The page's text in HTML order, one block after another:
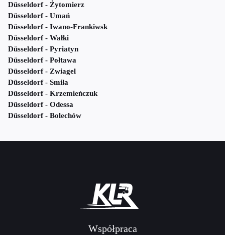
Düsseldorf - Żytomierz
Düsseldorf - Umań
Düsseldorf - Iwano-Frankiwsk
Düsseldorf - Wałki
Düsseldorf - Pyriatyn
Düsseldorf - Połtawa
Düsseldorf - Zwiagel
Düsseldorf - Smiła
Düsseldorf - Krzemieńczuk
Düsseldorf - Odessa
Düsseldorf - Bolechów
Współpraca